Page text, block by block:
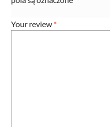
Your review *